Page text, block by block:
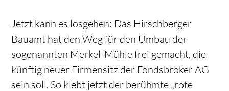
Jetzt kann es losgehen: Das Hirschberger
Bauamt hat den Weg für den Umbau der
sogenannten Merkel-Mühle frei gemacht, die
künftig neuer Firmensitz der Fondsbroker AG
sein soll. So klebt jetzt der berühmte „rote